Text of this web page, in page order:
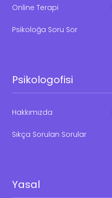
Online Terapi
Psikoloğa Soru Sor
Psikologofisi
Hakkımızda
Sıkça Sorulan Sorular
Yasal